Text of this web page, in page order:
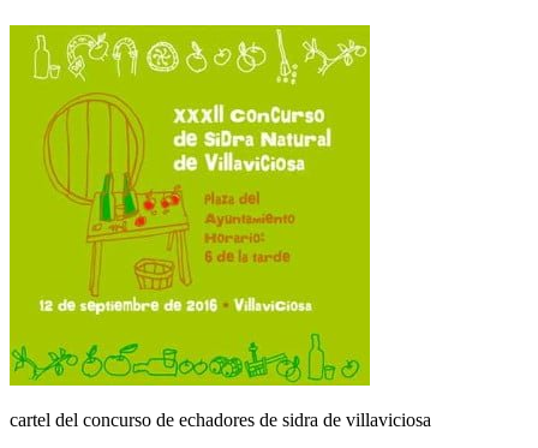
cartel del concurso de echadores de sidra de villaviciosa